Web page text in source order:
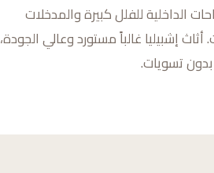
والعمارات السكنية الفاخرة بـ 4-6 أدوار. المساحات الداخلية للفلل كبيرة والمدخلات
إشبيليا غالباً مستورد وعالي الجودة،
تسويات.